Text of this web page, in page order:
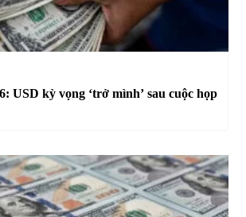
USD kỳ vọng ‘trở mình’ sau cuộc họp